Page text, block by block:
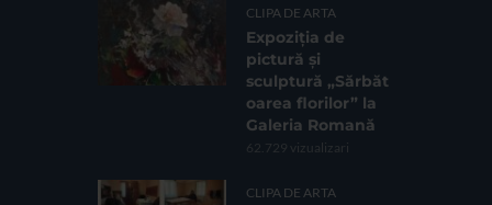
CLIPA DE ARTA
Expoziția de
pictură și
sculptură „Sărbăt
oarea florilor” la
Galeria Romană
62.729 vizualizari
CLIPA DE ARTA